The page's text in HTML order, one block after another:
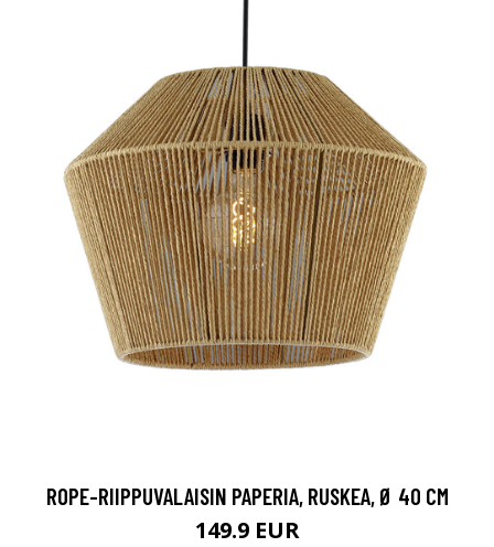
ROPE-RIIPPUVALAISIN PAPERIA, RUSKEA, Ø 40 CM
149.9 EUR